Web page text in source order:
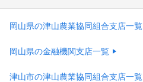
岡山県の津山農業協同組合支店一覧
岡山県の金融機関支店一覧
津山市の津山農業協同組合支店一覧